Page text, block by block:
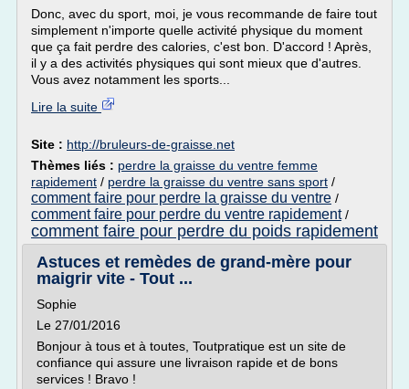
Donc, avec du sport, moi, je vous recommande de faire tout
simplement n'importe quelle activité physique du moment
que ça fait perdre des calories, c'est bon. D'accord ! Après,
il y a des activités physiques qui sont mieux que d'autres.
Vous avez notamment les sports...
Lire la suite
Site : http://bruleurs-de-graisse.net
Thèmes liés : perdre la graisse du ventre femme
rapidement / perdre la graisse du ventre sans sport /
comment faire pour perdre la graisse du ventre /
comment faire pour perdre du ventre rapidement/
comment faire pour perdre du poids rapidement
Astuces et remèdes de grand-mère pour
maigrir vite - Tout ...
Sophie
Le 27/01/2016
Bonjour à tous et à toutes, Toutpratique est un site de
confiance qui assure une livraison rapide et de bons
services ! Bravo !